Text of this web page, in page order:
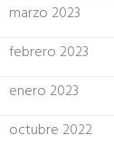
marzo 2023
febrero 2023
enero 2023
octubre 2022